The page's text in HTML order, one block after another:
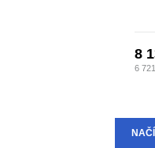
8
6